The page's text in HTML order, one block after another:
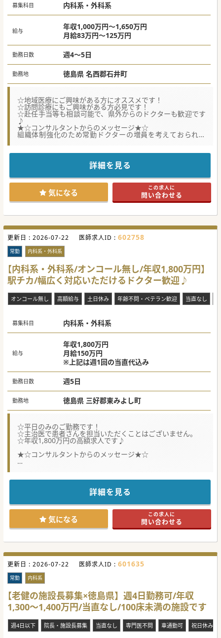
募集科目 内科系・外科系
給与
年収1,000万円～1,650万円
月給83万円～125万円
勤務日数 週4～5日
勤務地 徳島県 名西郡石井町
☆地域医療にご興味がある方にオススメです！
☆訪問診療にもご興味がある方必見です！
☆赴任手当等も相談可能で、県外からのドクターも歓迎です
♪
★☆コンサルタントからのメッセージ★☆
組織体制強化のため常勤ドクターの増員を考えておられま
す。
れる医療機関です♪
詳細を見る
気になる この求人に
問い合わせる
更新日 : 2026-07-22 医師求人ID : 602758
常勤 内科系・外科系
【内科系・外科系/オンコール無し/年収1,800万円】
駅チカ/幅広く対応いただけるドクター歓迎♪
オンコール無し 高額給与 土日休み 年齢不問・ベテラン歓迎 当直なし
募集科目 内科系・外科系
給与
年収1,800万円
月給150万円
※上記は週1回の当直代込み
勤務日数 週5日
勤務地 徳島県 三好郡東みよし町
☆平日のみのご勤務です！
☆主治医で患者さんを担当いただくことはございません。
☆年収1,800万円の高額求人です♪
★☆コンサルタントからのメッセージ★☆
お気軽にお問い合わせください♪
詳細を見る
気になる この求人に
問い合わせる
更新日 : 2026-07-22 医師求人ID : 601635
常勤 内科系
【老健の施設長募集×徳島県】週4日勤務可/年収
1,300～1,400万円/当直なし/100床未満の施設です
週4日以下 院長・施設長募集 当直なし 専門医不問 車通勤可 祝日休み